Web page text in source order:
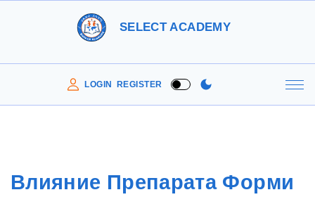
SELECT ACADEMY
LOGIN REGISTER
Влияние Препарата Форми